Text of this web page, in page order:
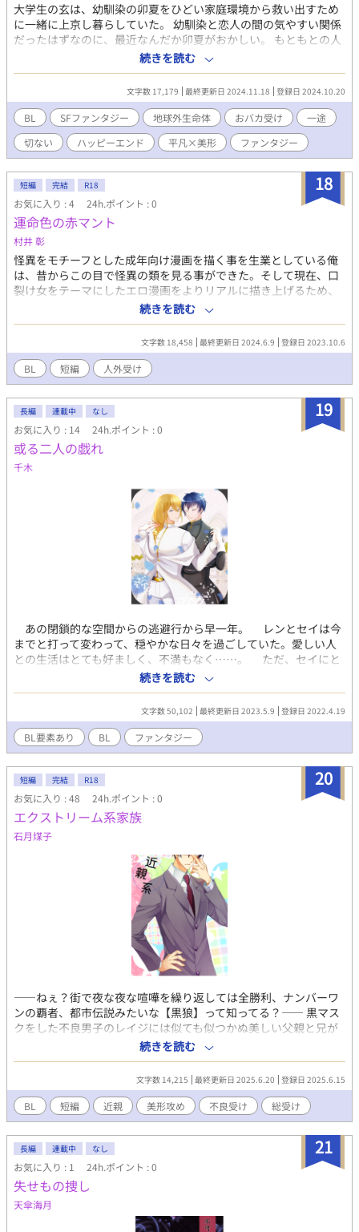
大学生の玄は、幼馴染の卯夏をひどい家庭環境から救い出すため
に一緒に上京し暮らしていた。 幼馴染と恋人の間の気やすい関係
だったはずなのに、最近なんだか卯夏がおかしい。 もともとの人
目を惹く容姿にますます磨きがかかって、しかもエロくなってな
いか！？ 都市伝説なんて、全く信じていなかったけれど、これは
──。 迫る危機から二人は無事に逃げ切ることができるのか？ Ｓ
ＦファンタジーＢＬです。 Amazon kindleで出版したBL小説集に
掲載した作品の試し読み部分です。 長めに掲載しますので楽しん
でいただけると思います。 一部非掲載となる部分があります。全
編はAmazon kindleでお読みいただけます。 kindle unlimited対
応です。よろしくお願いします。 Amazon kindle
https://www.amazon.co.jp/dp/B0DJS5H354
続きを読む
文字数 17,179 最終更新日 2024.11.18 登録日 2024.10.20
BL SFファンタジー 地球外生命体 おバカ受け
一途
切ない
ハッピーエンド 平凡×美形 ファンタジー
18
短編 完結 R18
お気に入り : 4 24h.ポイント : 0
運命色の赤マント
村井 彰
怪異をモチーフとした成年向け漫画を描く事を生業としている俺
は、昔からこの目で怪異の類を見る事ができた。そして現在、口
裂け女をテーマにしたエロ漫画をよりリアルに描き上げるため、
俺は本物の口裂け女を探していた。彼女をお持ち帰りして、その
経験を漫画にするためである。 だがしかし、俺が実際に遭遇した
のは、都市伝説の怪人・赤マントだった。しかもその怪人は、や
けにヘタレな性格のイケメンで……
続きを読む
文字数 18,458 最終更新日 2024.6.9 登録日 2023.10.6
BL 短編 人外受け
19
長編 連載中 なし
お気に入り : 14 24h.ポイント : 0
或る二人の戯れ
千木
あの閉鎖的な空間からの逃避行から早一年。 レンとセイは今
までと打って変わって、穏やかな日々を過ごしていた。愛しい人
との生活はとても好ましく、不満もなく……。 ただ、セイにと
って、ただ一つ。ほんの少し不服に思うことを除いては。 そん
なある日、この街のある都市伝説を耳にする。なんでも願いを叶
えてくれる魔法使いと、その屋敷を取り囲む森と、そこに彷徨く
使い魔と、氷。ふわふわとしたその話の真偽に興味を示すレンだ
ったが、セイはーー。 平穏を過ごす二人の、ちょっとしたスリ
ル。そして意図せず知った一つの真実。 ※背きの秘事の続きで
す。こちら単品でも読むことは可能です。
続きを読む
文字数 50,102 最終更新日 2023.5.9 登録日 2022.4.19
BL要素あり BL ファンタジー
20
短編 完結 R18
お気に入り : 48 24h.ポイント : 0
エクストリーム系家族
石月煤子
――ねぇ？街で夜な夜な喧嘩を繰り返しては全勝利、ナンバーワ
ンの覇者、都市伝説みたいな【黒狼】って知ってる？―― 黒マス
クをした不良男子のレイジには似ても似つかぬ美しい父親と兄が
いた。 ｢夕食はボリュームのあるステーキにしますね｣ ｢レイジ、
次のボディソープはどの香りにしようか｣ 恐ろしく過保護な二人の
愛情に耐えられず、家出していたレイジだったが。 ｢お利口さん
のレイジ君、ちゃんと言ってごらん｣ ｢可愛い、可愛い、僕の弟｣
すぐに見つけ出されて、過激なお仕置きをされて、自暴自棄にな
りかけていたところへ…… ｢二人とも、また、レイジをいじめて
るの？｣ ■？×不良次男←←←←美形父+美形長男 ■表紙イラスト
は[ジュエルセイバーFREE]様のフリーコンテンツを利用していま
す http://www.jewel-s.jp/
続きを読む
文字数 14,215 最終更新日 2025.6.20 登録日 2025.6.15
BL 短編 近親 美形攻め 不良受け 総受け
21
長編 連載中 なし
お気に入り : 1 24h.ポイント : 0
失せもの捜し
天傘海月